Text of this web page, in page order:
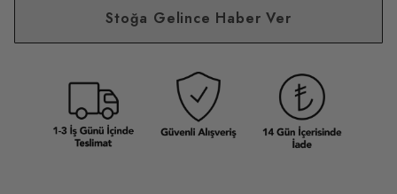
Stoğa Gelince Haber Ver